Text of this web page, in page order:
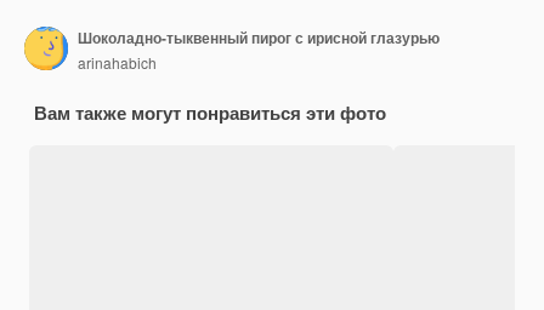
Шоколадно-тыквенный пирог с ирисной глазурью
arinahabich
Вам также могут понравиться эти фото